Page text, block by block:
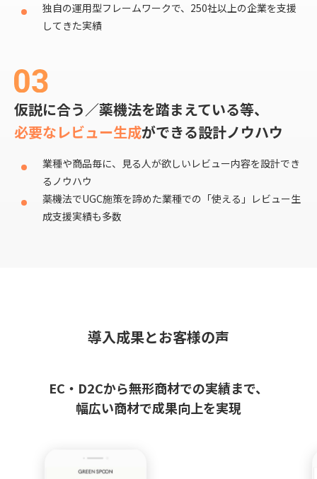
独自の運用型フレームワークで、250社以上の企業を支援
してきた実績
仮説に合う／薬機法を踏まえている等、
必要なレビュー生成ができる設計ノウハウ
業種や商品毎に、見る人が欲しいレビュー内容を設計でき
るノウハウ
薬機法でUGC施策を諦めた業種での「使える」レビュー生
成支援実績も多数
導入成果とお客様の声
EC・D2Cから無形商材での実績まで、
幅広い商材で成果向上を実現